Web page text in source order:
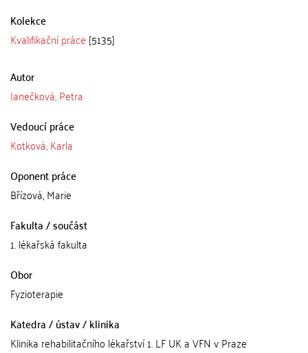
Kolekce
Kvalifikační práce [5135]
Autor
Janečková, Petra
Vedoucí práce
Kotková, Karla
Oponent práce
Břízová, Marie
Fakulta / součást
1. lékařská fakulta
Obor
Fyzioterapie
Katedra / ústav / klinika
Klinika rehabilitačního lékařství 1. LF UK a VFN v Praze